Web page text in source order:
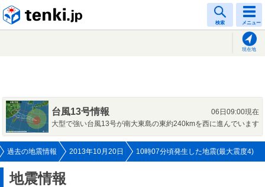
検索 メニュー
現在地
台風13号情報
06日09:00現在
大型で強い台風13号が南大東島の東約240kmを西に進んでいます
過去の地震情報 2013年10月20日 10時07分頃発生した地震(最大震度4)
地震情報